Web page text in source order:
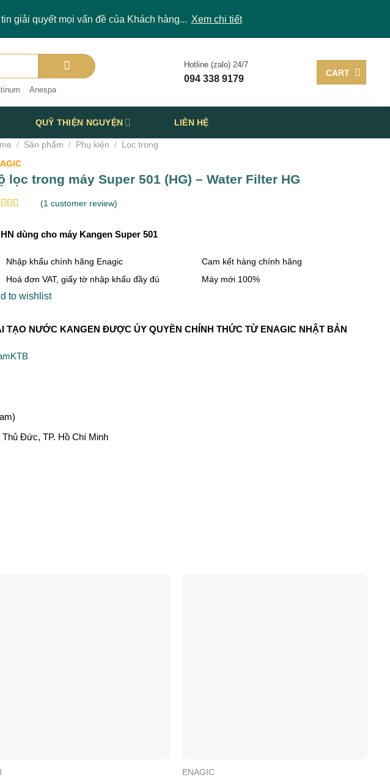
giải quyết mọi vấn đề của Khách hàng... Xem chi tiết
Anespa
Hotline (zalo) 24/7
094 338 9179
CART
QUỸ THIỆN NGUYỆN LIÊN HỆ
/ Sản phẩm / Phụ kiện / Lọc trong
lọc trong máy Super 501 (HG) – Water Filter HG
on
(1customer review)
HN dùng cho máy Kangen Super 501
Nhập khẩu chính hãng Enagic
Cam kết hàng chính hãng
Hoá đơn VAT, giấy tờ nhập khẩu đầy đủ
Máy mới 100%
to wishlist
NƯỚC KANGEN ĐƯỢC ỦY QUYỀN CHÍNH THỨC TỪ ENAGIC NHẬT BẢN
Đức, TP. Hồ Chí Minh
ENAGIC